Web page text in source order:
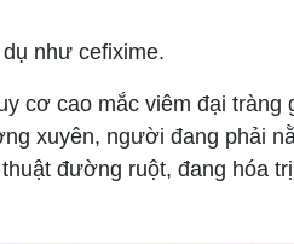
như cefixime.
cơ cao mắc viêm đại
xuyên, người đang phải
đường ruột, đang hóa